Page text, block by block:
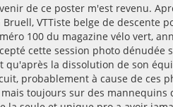
de ce poster m'est revenu.
VTTiste belge de descente
100 du magazine vélo vert,
cette session photo dénudée
qu'après la dissolution de son
probablement à cause de ces
toujours sur des